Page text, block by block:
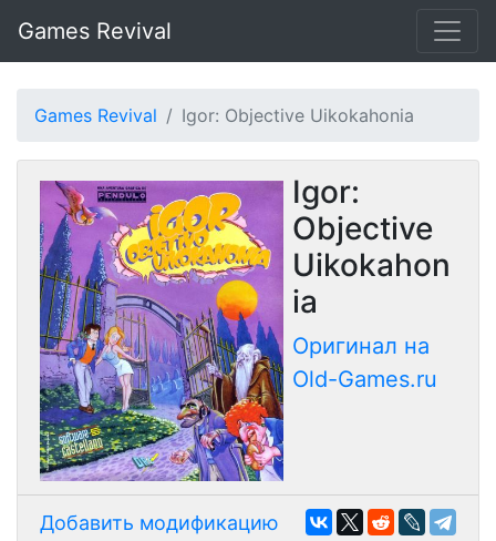
Games Revival
Games Revival Igor: Objective Uikokahonia
Igor:
Objective
Uikokahon
ia
Оригинал на
Old-Games.ru
Добавить модификацию